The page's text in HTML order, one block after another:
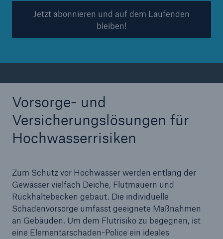
Jetzt abonnieren und auf dem Laufenden
bleiben!
Vorsorge- und
Versicherungslösungen für
Hochwasserrisiken
Zum Schutz vor Hochwasser werden entlang der
Gewässer vielfach Deiche, Flutmauern und
Rückhaltebecken gebaut. Die individuelle
Schadenvorsorge umfasst geeignete Maßnahmen
an Gebäuden. Um dem Flutrisiko zu begegnen, ist
eine Elementarschaden-Police ein ideales